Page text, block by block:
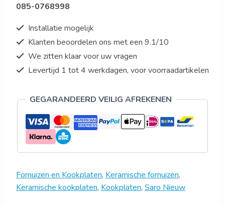
085-0768998
Installatie mogelijk
Klanten beoordelen ons met een 9.1/10
We zitten klaar voor uw vragen
Levertijd 1 tot 4 werkdagen, voor voorraadartikelen
GEGARANDEERD VEILIG AFREKENEN
Fornuizen en Kookplaten, Keramische fornuizen,
Keramische kookplaten, Kookplaten, Saro Nieuw